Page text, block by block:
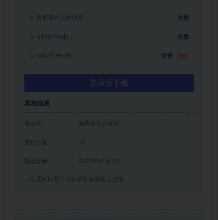
普通用户用户特权： 免费
VIP用户特权： 免费
SVIP用户特权： 免费
登录后下载
其他信息
有效期 购买后永久有效
累计下载 13
2022年09月02日
下载遇到问题？可联系客服或留言反馈